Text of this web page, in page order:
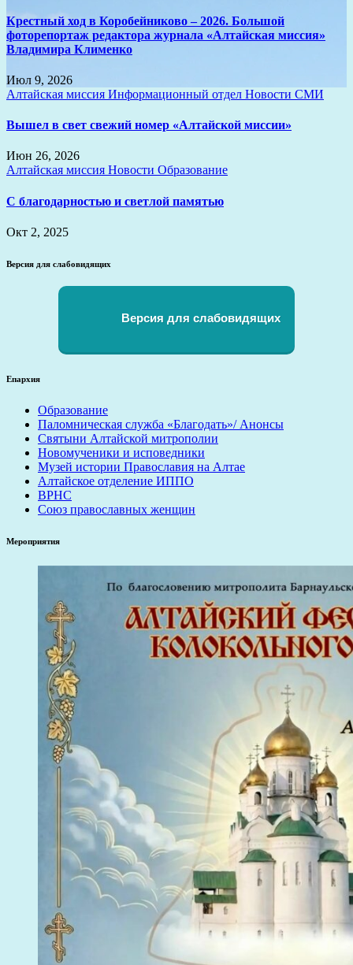
Крестный ход в Коробейниково – 2026. Большой
фоторепортаж редактора журнала «Алтайская миссия»
Владимира Клименко
Июл 9, 2026
Алтайская миссия Информационный отдел Новости СМИ
Вышел в свет свежий номер «Алтайской миссии»
Июн 26, 2026
Алтайская миссия Новости Образование
С благодарностью и светлой памятью
Окт 2, 2025
Версия для слабовидящих
Версия для слабовидящих
Епархия
Образование
Паломническая служба «Благодать»/ Анонсы
Святыни Алтайской митрополии
Новомученики и исповедники
Музей истории Православия на Алтае
Алтайское отделение ИППО
ВРНС
Союз православных женщин
Мероприятия